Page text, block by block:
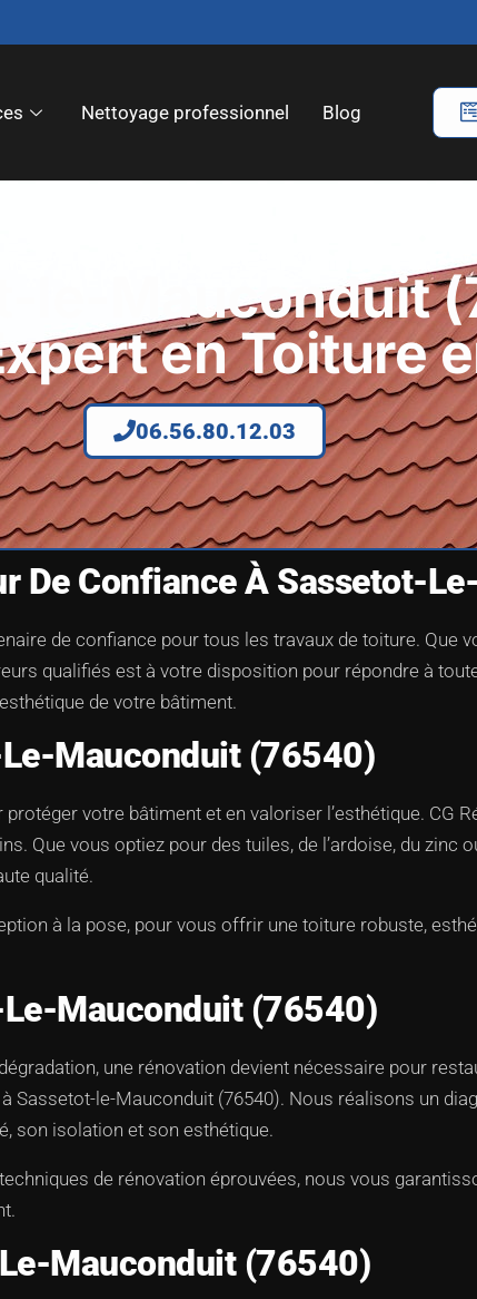
Nettoyage professionnel Blog
le-Mauconduit
en Toiture
06.56.80.12.03
De Confiance À Sassetot-
de confiance pour tous les travaux de toiture. Que
qualifiés est à votre disposition pour répondre à
de votre bâtiment.
Mauconduit (76540)
votre bâtiment et en valoriser l’esthétique. CG
Que vous optiez pour des tuiles, de l’ardoise, du zinc
qualité.
à la pose, pour vous offrir une toiture robuste,
Mauconduit (76540)
une rénovation devient nécessaire pour
le-Mauconduit (76540). Nous réalisons un
son isolation et son esthétique.
de rénovation éprouvées, nous vous
Mauconduit (76540)